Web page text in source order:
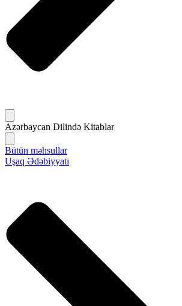
Azərbaycan Dilində Kitablar
Bütün məhsullar
Uşaq Ədəbiyyatı